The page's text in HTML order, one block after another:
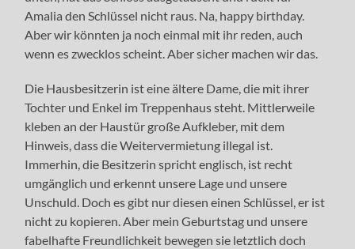
Amalia den Schlüssel nicht raus. Na, happy birthday.
Aber wir könnten ja noch einmal mit ihr reden, auch
wenn es zwecklos scheint. Aber sicher machen wir das.
Die Hausbesitzerin ist eine ältere Dame, die mit ihrer
Tochter und Enkel im Treppenhaus steht. Mittlerweile
kleben an der Haustür große Aufkleber, mit dem
Hinweis, dass die Weitervermietung illegal ist.
Immerhin, die Besitzerin spricht englisch, ist recht
umgänglich und erkennt unsere Lage und unsere
Unschuld. Doch es gibt nur diesen einen Schlüssel, er ist
nicht zu kopieren. Aber mein Geburtstag und unsere
fabelhafte Freundlichkeit bewegen sie letztlich doch